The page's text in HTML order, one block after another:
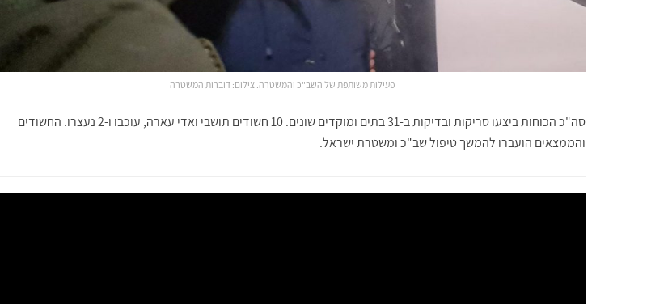
פעילות משותפת של השב"כ והמשטרה. צילום: דוברות המשטרה
סה"כ הכוחות ביצעו סריקות ובדיקות ב-31 בתים ומוקדים שונים. 10 חשודים תושבי ואדי עארה, עוכבו ו-2 נעצרו. החשודים
והממצאים הועברו להמשך טיפול שב"כ ומשטרת ישראל.